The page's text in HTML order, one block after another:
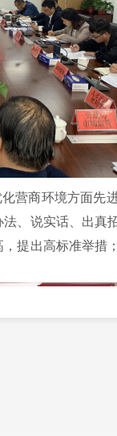
营商环境方面先
、说实话、出真
提出高标准举措